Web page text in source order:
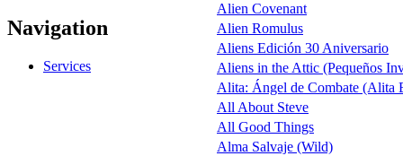
Navigation
Services
Alien Covenant
Alien Romulus
Aliens Edición 30 Aniversario
Aliens in the Attic (Pequeños
Alita: Ángel de Combate (Alita
All About Steve
All Good Things
Alma Salvaje (Wild)